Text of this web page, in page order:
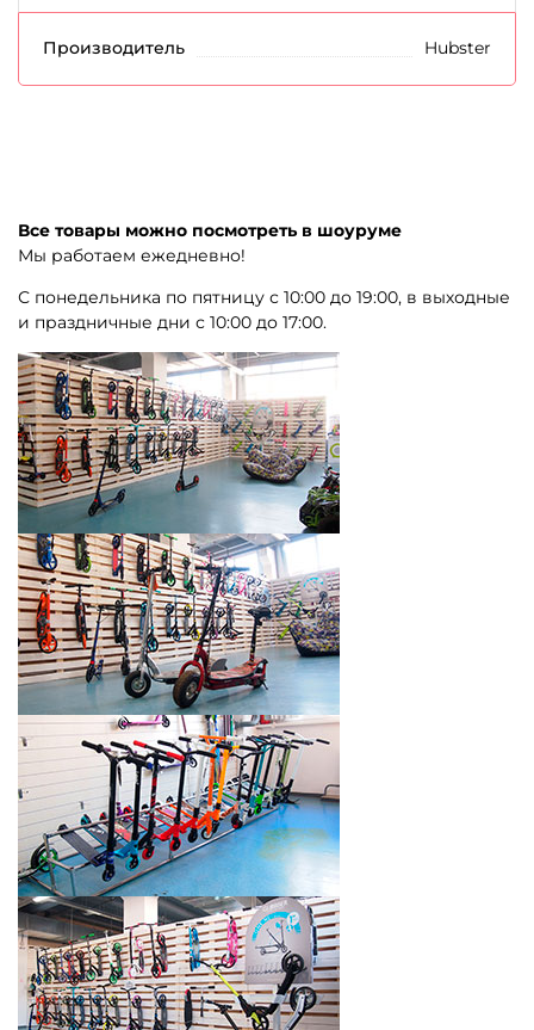
Производитель Hubster
Все товары можно посмотреть в шоуруме
Мы работаем ежедневно!
С понедельника по пятницу с 10:00 до 19:00, в выходные
и праздничные дни с 10:00 до 17:00.